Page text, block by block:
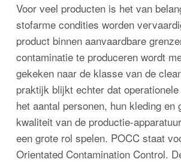
Voor veel producten is het van
stofarme condities worden
product binnen aanvaardbare
contaminatie te produceren wordt
gekeken naar de klasse van de
praktijk blijkt echter dat
het aantal personen, hun kleding en
kwaliteit van de productie-
een grote rol spelen. POCC staat
Orientated Contamination Control.